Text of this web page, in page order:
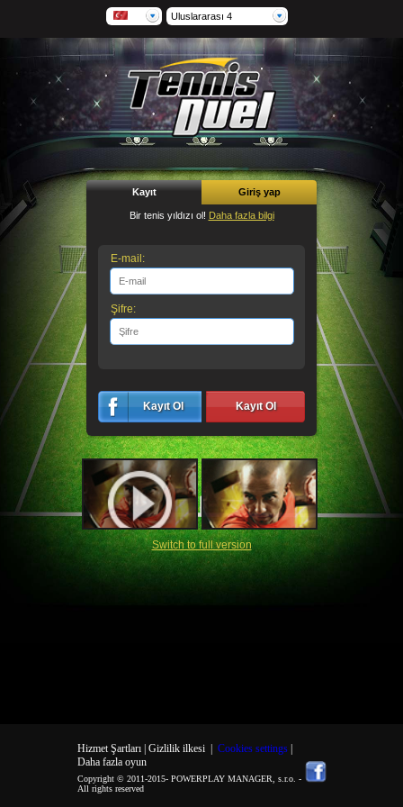
Uluslararası 4
Kayıt Giriş yap
Bir tenis yıldızı ol! Daha fazla bilgi
E-mail:
Şifre:
Kayıt Ol Kayıt Ol
Switch to full version
Hizmet Şartları | Gizlilik ilkesi| Cookies settings
Daha fazla oyun
Copyright © 2011-2015- POWERPLAY MANAGER, s.r.o. -
All rights reserved